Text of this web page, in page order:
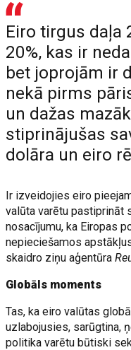
Eiro tirgus daļa
20%, kas ir
bet joprojām ir
nekā pirms
un dažas
stiprinājušas
dolāra un eiro
Ir izveidojies eiro
valūta varētu pastiprināt
nosacījumu, ka Eiropas
nepieciešamos
skaidro ziņu aģentūra
Globāls moments
Tas, ka eiro valūtas
uzlabojusies, sarūgtina,
politika varētu būtiski